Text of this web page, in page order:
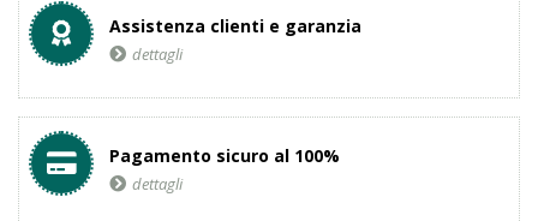
Assistenza clienti e garanzia
dettagli
Pagamento sicuro al 100%
dettagli